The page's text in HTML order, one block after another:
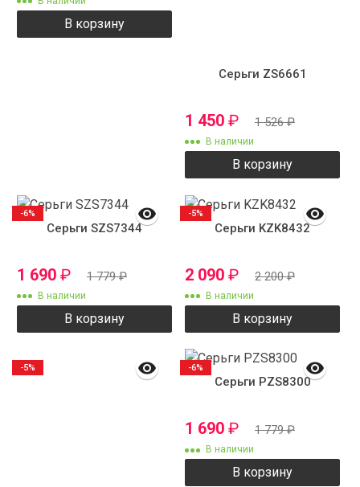
В корзину
Серьги ZS6661
1 450 ₽ 1 526₽
В наличии
В корзину
Серьги SZS7344
1 690 ₽ 1 779₽
В наличии
В корзину
-6%
Серьги KZK8432
2 090 ₽ 2 200₽
В наличии
В корзину
-5%
-5%
Серьги PZS8300
1 690 ₽ 1 779₽
В наличии
В корзину
-6%